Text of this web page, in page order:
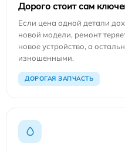
Дорого стоит сам
Если цена одной детали
новой модели, ремонт
новое устройство, а
изношенными.
ДОРОГАЯ ЗАПЧАСТЬ